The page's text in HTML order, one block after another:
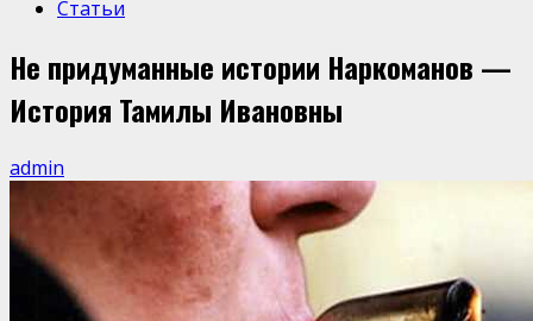
Статьи
Не придуманные истории Наркоманов —
История Тамилы Ивановны
admin